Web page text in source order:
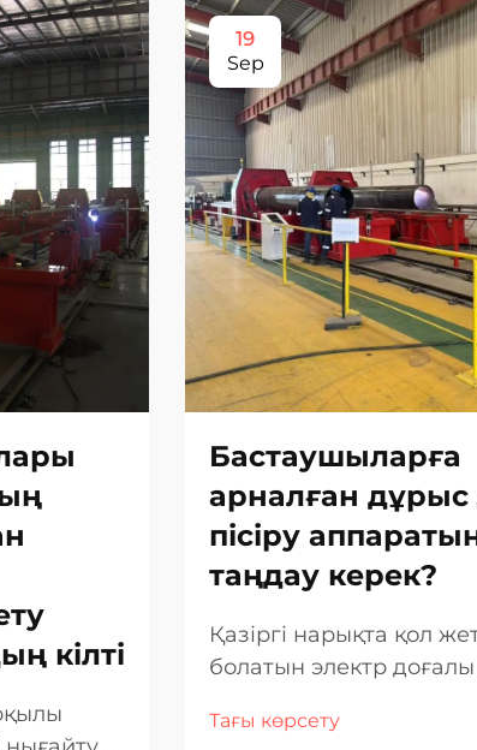
кілті
19
Sep
Бастаушыларға
арналған дұрыс
пісіру
таңдау керек?
Қазіргі нарықта қол
болатын электр доғалы
қамтылған пісіруге
Тағы көрсету